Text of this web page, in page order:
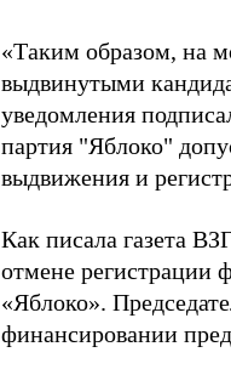
«Таким образом, на
выдвинутыми
уведомления
партия "Яблоко"
выдвижения и
Как писала газета
отмене регистрации
«Яблоко».
финансировании